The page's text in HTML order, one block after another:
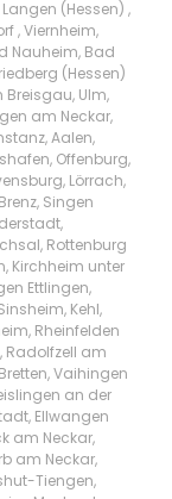
(Hessen) ,
, Viernheim,
Nauheim, Bad
(Hessen)
Ulm,
am Neckar,
Aalen,
Offenburg,
Lörrach,
Singen
Rottenburg
Kirchheim unter
Ettlingen,
Kehl,
Rheinfelden
Radolfzell am
Vaihingen
an der
Ellwangen
am Neckar,
am Neckar,
Tiengen,